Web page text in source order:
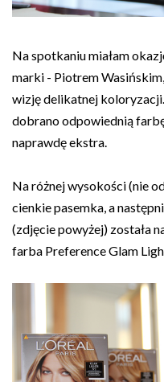
Na spotkaniu miałam
marki - Piotrem
wizję delikatnej
dobrano odpowiednią
naprawdę ekstra.
Na różnej wysokości (nie
cienkie pasemka, a
(zdjęcie powyżej) została
farba PreferenceGlam